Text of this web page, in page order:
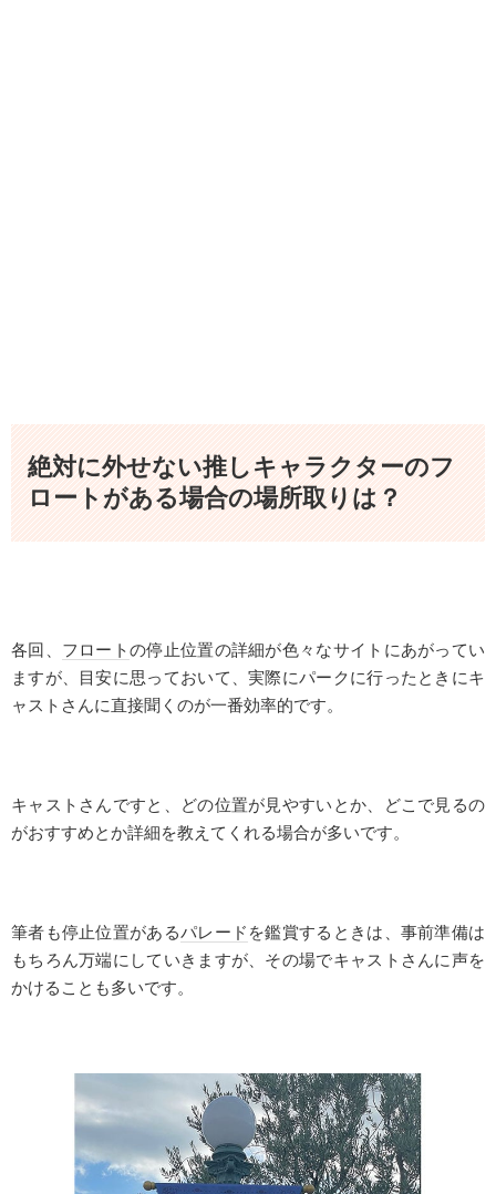
絶対に外せない推しキャラクターのフ
ロートがある場合の場所取りは？
各回、 フロートの停止位置の詳細が色々なサイトにあがってい
ますが、目安に思っておいて、実際にパークに行ったときにキ
ャストさんに直接聞くのが一番効率的です。
キャストさんですと、どの位置が見やすいとか、どこで見るの
がおすすめとか詳細を教えてくれる場合が多いです。
筆者も停止位置があるパレード を鑑賞するときは、事前準備は
もちろん万端にしていきますが、その場でキャストさんに声を
かけることも多いです。